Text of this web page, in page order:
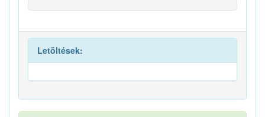
Letöltések: